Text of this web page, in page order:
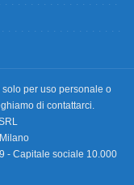
per uso personale o
di contattarci.
- Capitale sociale 10.000